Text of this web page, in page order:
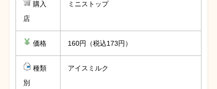
購入
店
ミニストップ
価格 160円（税込173円）
種類
別
アイスミルク